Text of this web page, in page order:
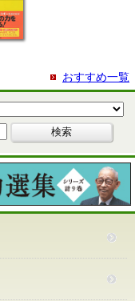
おすすめ一覧